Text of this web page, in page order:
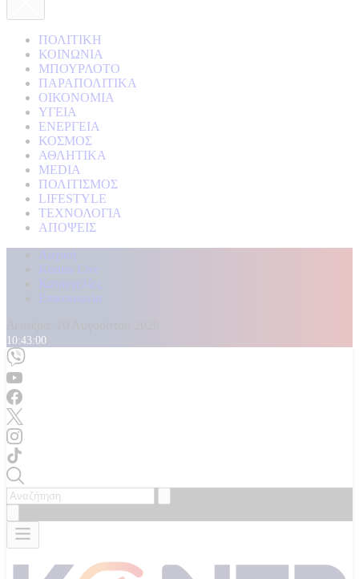
ΠΟΛΙΤΙΚΗ
ΚΟΙΝΩΝΙΑ
ΜΠΟΥΡΛΟΤΟ
ΠΑΡΑΠΟΛΙΤΙΚΑ
ΟΙΚΟΝΟΜΙΑ
ΥΓΕΙΑ
ΕΝΕΡΓΕΙΑ
ΚΟΣΜΟΣ
ΑΘΛΗΤΙΚΑ
MEDIA
ΠΟΛΙΤΙΣΜΟΣ
LIFESTYLE
ΤΕΧΝΟΛΟΓΙΑ
ΑΠΟΨΕΙΣ
Αρχική
Kontra Live
Καταγγελίες
Επικοινωνία
10:43:02